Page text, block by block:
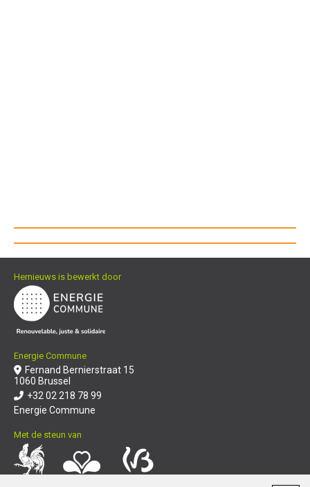
Hernieuws is bewerkt door
Energie Commune
Fernand Bernierstraat 15
1060 Brussel
+32 02 218 78 99
Energie Commune
Met de steun van